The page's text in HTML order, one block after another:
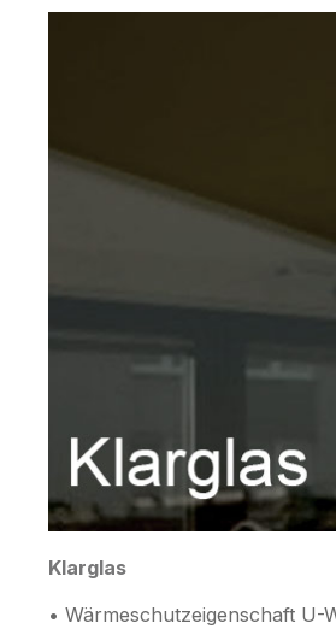
Klarglas
• Wärmeschutzeigenschaft U-